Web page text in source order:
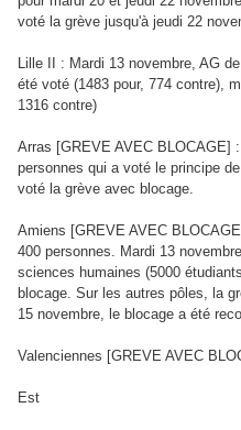
voté la grève jusqu'à jeudi 22
Lille II : Mardi 13 novembre, AG
été voté (1483 pour, 774 contre),
1316 contre)
Arras [GREVE AVEC BLOCAGE]
personnes qui a voté le principe
voté la grève avec blocage.
Amiens [GREVE AVEC
400 personnes. Mardi 13
sciences humaines (5000
blocage. Sur les autres pôles, la
15 novembre, le blocage a été
Valenciennes [GREVE AVEC
Est